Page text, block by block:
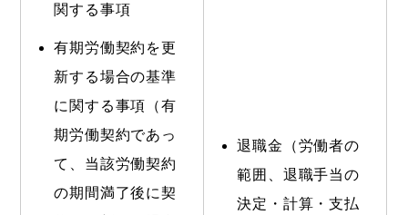
関する事項
有期労働契約を更
新する場合の基準
に関する事項（有
期労働契約であっ
て、当該労働契約
の期間満了後に契
退職金（労働者の
範囲、退職手当の
決定・計算・支払